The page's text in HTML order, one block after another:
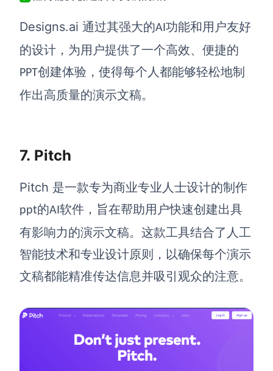
Designs.ai 通过其强大的AI功能和用户友好
的设计，为用户提供了一个高效、便捷的
PPT创建体验，使得每个人都能够轻松地制
作出高质量的演示文稿。
7. Pitch
Pitch 是一款专为商业专业人士设计的制作
ppt的AI软件 ，旨在帮助用户快速创建出具
有影响力的演示文稿。这款工具结合了人工
智能技术和专业设计原则，以确保每个演示
文稿都能精准传达信息并吸引观众的注意。